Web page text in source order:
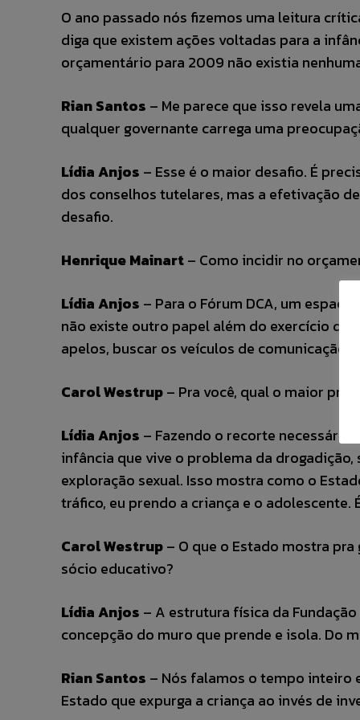
O ano passado nós fizemos uma leitura
diga que existem ações voltadas para a
orçamentário para 2009 não existia
Rian Santos – Me parece que isso revela
qualquer governante carrega uma
Lídia Anjos – Esse é o maior desafio. É
dos conselhos tutelares, mas a efetivação
desafio.
Henrique Mainart– Como incidir no
Lídia Anjos – Para o Fórum DCA, um
não existe outro papel além do exercício do
apelos, buscar os veículos de comunicação.
Carol Westrup– Pra você, qual o maior
Lídia Anjos – Fazendo o recorte necessário
infância que vive o problema da
exploração sexual. Isso mostra como o
tráfico, eu prendo a criança e o
Carol Westrup– O que o Estado mostra
sócio educativo?
Lídia Anjos – A estrutura física da
concepção do muro que prende e isola. Do
Rian Santos – Nós falamos o tempo inteiro
Estado que expurga a criança ao invés de